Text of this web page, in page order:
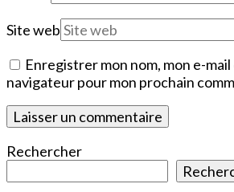
Site web
Enregistrer mon nom, mon e-
navigateur pour mon prochain
Rechercher